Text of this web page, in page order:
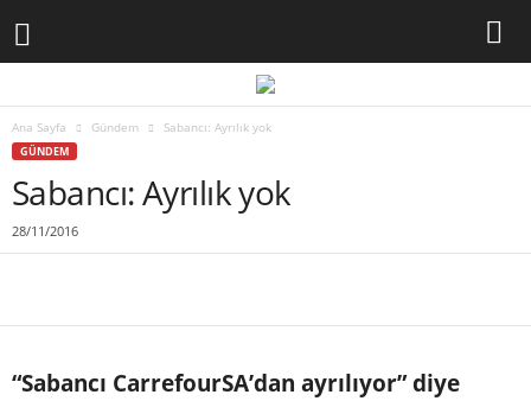
Ana Sayfa Gündem Sabancı: Ayrılık yok
GÜNDEM
Sabancı: Ayrılık yok
28/11/2016
“Sabancı CarrefourSA’dan ayrılıyor” diye